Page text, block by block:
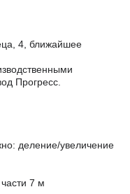
4, ближайшее
Прогресс.
деление/увеличение
7 м